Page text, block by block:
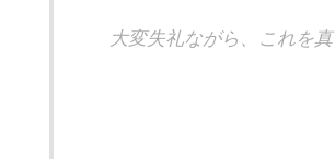
大変失礼ながら、これを